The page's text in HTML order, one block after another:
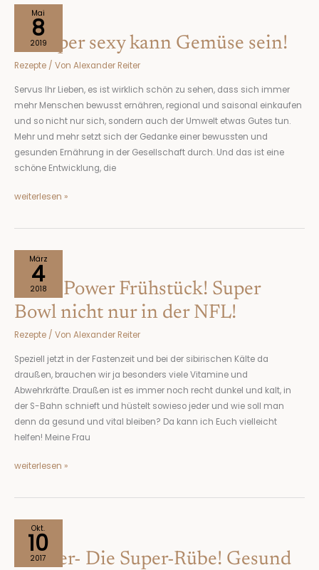
Mai
8
2019
So super sexy kann Gemüse sein!
Rezepte / Von Alexander Reiter
Servus Ihr Lieben, es ist wirklich schön zu sehen, dass sich immer
mehr Menschen bewusst ernähren, regional und saisonal einkaufen
und so nicht nur sich, sondern auch der Umwelt etwas Gutes tun.
Mehr und mehr setzt sich der Gedanke einer bewussten und
gesunden Ernährung in der Gesellschaft durch. Und das ist eine
schöne Entwicklung, die
super
sexy
Gemüse
sein!
weiterlesen »
März
4
2018
Mein Power Frühstück! Super
Bowl nicht nur in der NFL!
Rezepte / Von Alexander Reiter
Speziell jetzt in der Fastenzeit und bei der sibirischen Kälte da
draußen, brauchen wir ja besonders viele Vitamine und
Abwehrkräfte. Draußen ist es immer noch recht dunkel und kalt, in
der S-Bahn schnieft und hüstelt sowieso jeder und wie soll man
denn da gesund und vital bleiben? Da kann ich Euch vielleicht
helfen! Meine Frau
Mein
Power
Frühstück!
Super
Bowl
nicht
in
weiterlesen »
Okt.
10
2017
Rahner- Die Super-Rübe! Gesund
Rahner-
Super-